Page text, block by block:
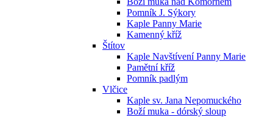
Pomník J. Sýkory
Kaple Panny Marie
Kamenný kříž
Štítov
Kaple Navštívení Panny Marie
Pamětní kříž
Pomník padlým
Vlčice
Kaple sv. Jana Nepomuckého
Boží muka - dórský sloup